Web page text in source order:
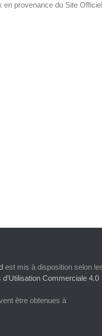
en provenance du Site Officiel
est mis à disposition selon
Commerciale 4.0
être obtenues à